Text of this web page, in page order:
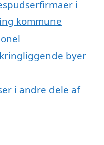
i
kommune
byer
i andre dele af